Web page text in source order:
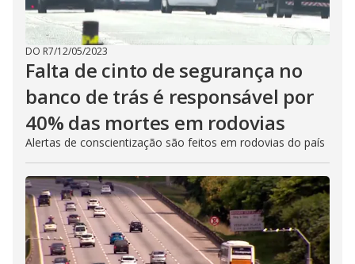
DO R7/12/05/2023
Falta de cinto de segurança no
banco de trás é responsável por
40% das mortes em rodovias
Alertas de conscientização são feitos em rodovias do país